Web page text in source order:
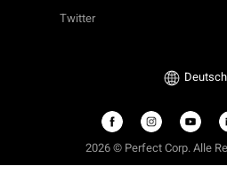
Twitter
Deutsch
2026 © Perfect Corp. Alle